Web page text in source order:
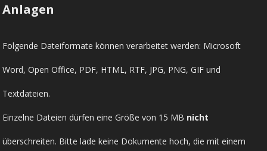
Anlagen
Folgende Dateiformate können verarbeitet werden: Microsoft
Word, Open Office, PDF, HTML, RTF, JPG, PNG, GIF und
Textdateien.
Einzelne Dateien dürfen eine Größe von 15 MB nicht
überschreiten. Bitte lade keine Dokumente hoch, die mit einem